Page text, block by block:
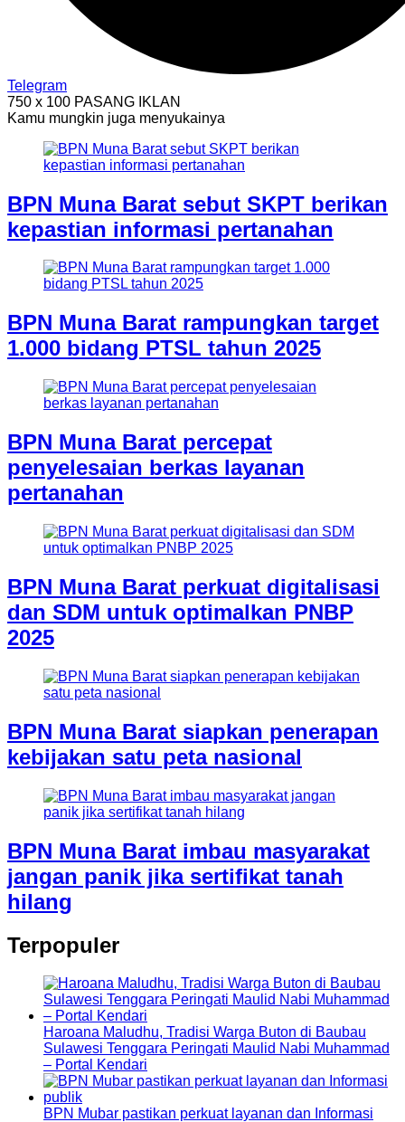
Telegram
750 x 100 PASANG IKLAN
Kamu mungkin juga menyukainya
BPN Muna Barat sebut SKPT berikan
kepastian informasi pertanahan
BPN Muna Barat rampungkan target
1.000 bidang PTSL tahun 2025
BPN Muna Barat percepat
penyelesaian berkas layanan
pertanahan
BPN Muna Barat perkuat digitalisasi
dan SDM untuk optimalkan PNBP
2025
BPN Muna Barat siapkan penerapan
kebijakan satu peta nasional
BPN Muna Barat imbau masyarakat
jangan panik jika sertifikat tanah
hilang
Terpopuler
Haroana Maludhu, Tradisi Warga Buton di Baubau
Sulawesi Tenggara Peringati Maulid Nabi Muhammad
– Portal Kendari
BPN Mubar pastikan perkuat layanan dan Informasi